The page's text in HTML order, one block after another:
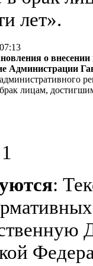
лет».
о
Администрации
лицам,
1
: